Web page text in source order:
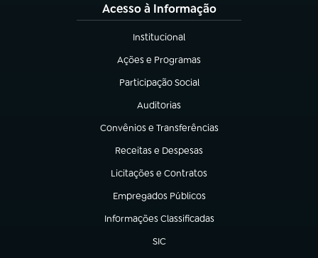
Acesso à Informação
Institucional
(abre em nova aba)
Ações e Programas
(abre em nova aba)
Participação Social
(abre em nova aba)
Auditorias
(abre em nova aba)
Convênios e Transferências
(abre em nova aba)
Receitas e Despesas
(abre em nova aba)
Licitações e Contratos
(abre em nova aba)
Empregados Públicos
(abre em nova aba)
Informações Classificadas
(abre em nova aba)
SIC
(abre em nova aba)